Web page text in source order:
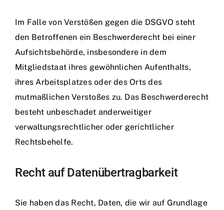
Im Falle von Verstößen gegen die DSGVO steht
den Betroffenen ein Beschwerderecht bei einer
Aufsichtsbehörde, insbesondere in dem
Mitgliedstaat ihres gewöhnlichen Aufenthalts,
ihres Arbeitsplatzes oder des Orts des
mutmaßlichen Verstoßes zu. Das Beschwerderecht
besteht unbeschadet anderweitiger
verwaltungsrechtlicher oder gerichtlicher
Rechtsbehelfe.
Recht auf Daten­übertrag­barkeit
Sie haben das Recht, Daten, die wir auf Grundlage